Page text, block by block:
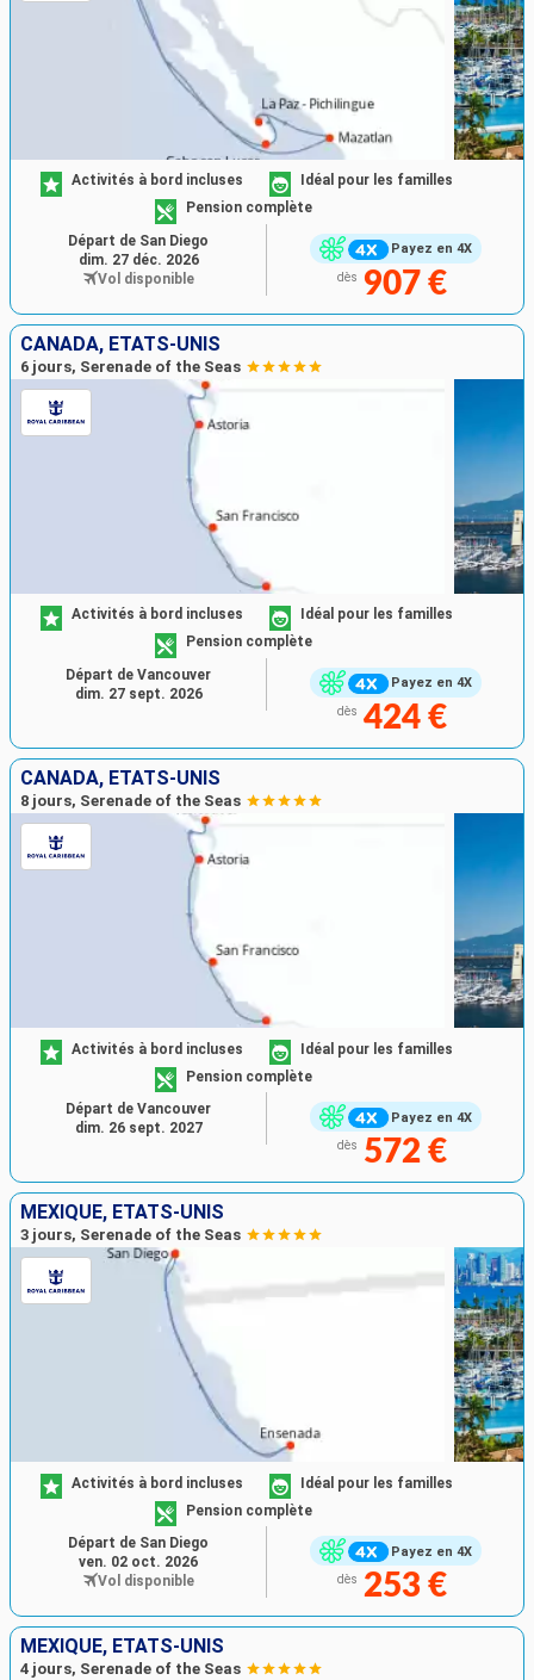
Payez en 4X
Activités à bord incluses
Idéal pour les familles
Pension complète
dès 907 €
Départ de San Diego
dim. 27 déc. 2026
Vol disponible
CANADA, ÉTATS-UNIS
6 jours, Serenade of the Seas
Payez en 4X
Activités à bord incluses
Idéal pour les familles
Pension complète
dès 424 €
Départ de Vancouver
dim. 27 sept. 2026
CANADA, ÉTATS-UNIS
8 jours, Serenade of the Seas
Payez en 4X
Activités à bord incluses
Idéal pour les familles
Pension complète
dès 572 €
Départ de Vancouver
dim. 26 sept. 2027
MEXIQUE, ÉTATS-UNIS
3 jours, Serenade of the Seas
Payez en 4X
Activités à bord incluses
Idéal pour les familles
Pension complète
dès 253 €
Départ de San Diego
ven. 02 oct. 2026
Vol disponible
MEXIQUE, ÉTATS-UNIS
4 jours, Serenade of the Seas